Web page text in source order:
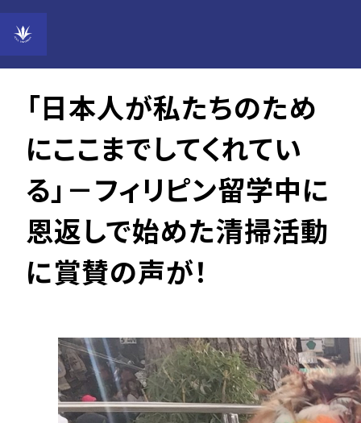
Vol.25
「日本人が私たちのため
にここまでしてくれてい
る」－フィリピン留学中に
恩返しで始めた清掃活動
に賞賛の声が！